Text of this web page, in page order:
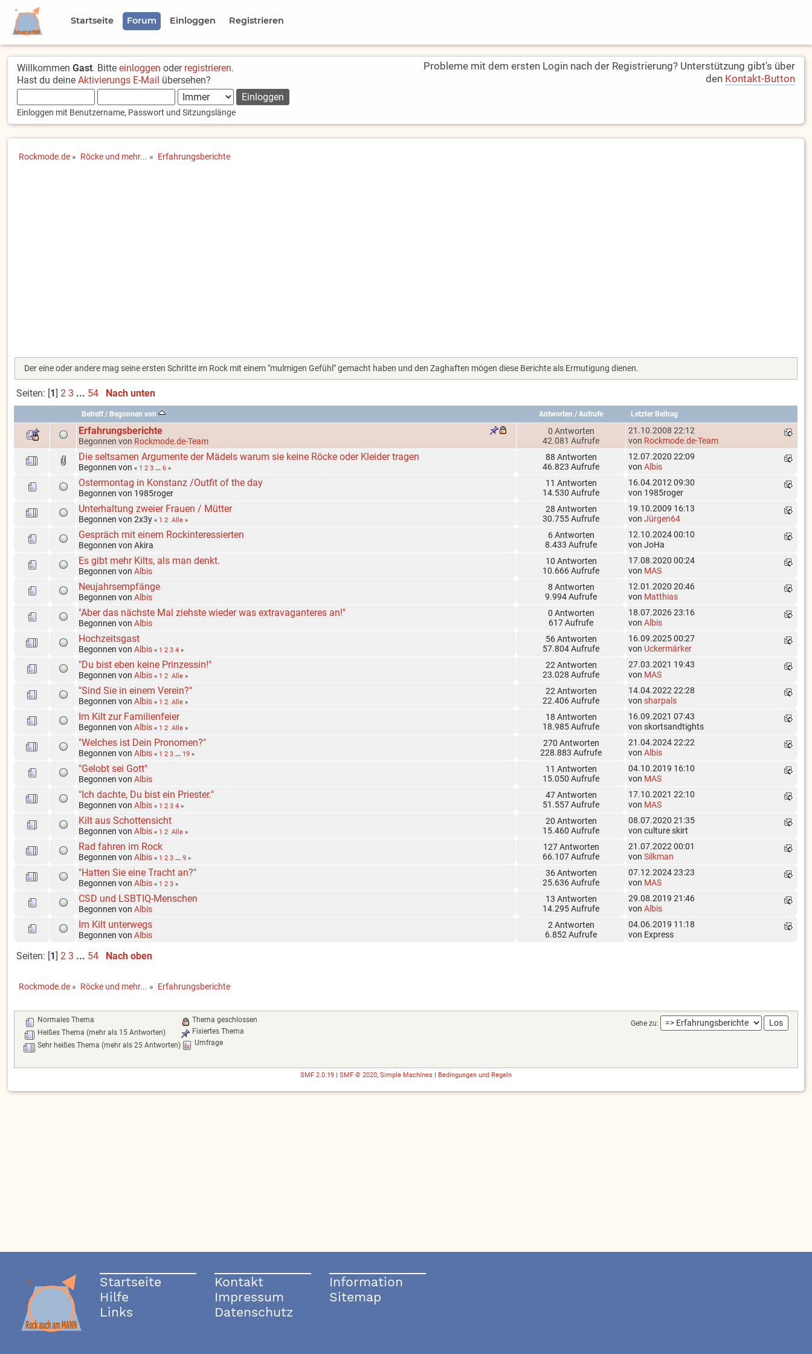
Startseite Forum Einloggen Registrieren
WillkommenGast. Bitteeinloggen oder registrieren.
Hast du deineAktivierungs E-Mail übersehen?
Einloggen mit Benutzername, Passwort und Sitzungslänge
Probleme mit dem ersten Login nach der Registrierung? Unterstützung gibt's über
den Kontakt-Button
Rockmode.de » Röcke und mehr... » Erfahrungsberichte
Der eine oder andere mag seine ersten Schritte im Rock mit einem "mulmigen Gefühl" gemacht haben und den Zaghaften mögen diese Berichte als Ermutigung dienen.
Seiten: [1] 2 3 ... 54 Nach unten
Betreff/ Begonnen von Antworten / Aufrufe Letzter Beitrag
Erfahrungsberichte
Begonnen von Rockmode.de-Team
0 Antworten
42.081 Aufrufe
21.10.2008 22:12
von Rockmode.de-Team
Die seltsamen Argumente der Mädels warum sie keine Röcke oder Kleider tragen
Begonnen von« 1 2 3 ...6 »
88 Antworten
46.823 Aufrufe
12.07.2020 22:09
vonAlbis
Ostermontag in Konstanz /Outfit of the day
Begonnen von 1985roger
11 Antworten
14.530 Aufrufe
16.04.2012 09:30
von 1985roger
Unterhaltung zweier Frauen / Mütter
Begonnen von 2x3y« 1 2 Alle »
28 Antworten
30.755 Aufrufe
19.10.2009 16:13
vonJürgen64
Gespräch mit einem Rockinteressierten
Begonnen von Akira
6 Antworten
8.433 Aufrufe
12.10.2024 00:10
von JoHa
Es gibt mehr Kilts, als man denkt.
Begonnen vonAlbis
10 Antworten
10.666 Aufrufe
17.08.2020 00:24
von MAS
Neujahrsempfänge
Begonnen vonAlbis
8 Antworten
9.994 Aufrufe
12.01.2020 20:46
von Matthias
"Aber das nächste Mal ziehste wieder was extravaganteres an!"
Begonnen vonAlbis
0 Antworten
617 Aufrufe
18.07.2026 23:16
vonAlbis
Hochzeitsgast
Begonnen vonAlbis « 1 2 3 4 »
56 Antworten
57.804 Aufrufe
16.09.2025 00:27
von Uckermärker
"Du bist eben keine Prinzessin!"
Begonnen vonAlbis « 1 2 Alle »
22 Antworten
23.028 Aufrufe
27.03.2021 19:43
von MAS
"Sind Sie in einem Verein?"
Begonnen vonAlbis « 1 2 Alle »
22 Antworten
22.406 Aufrufe
14.04.2022 22:28
vonsharpals
Im Kilt zur Familienfeier
Begonnen vonAlbis « 1 2 Alle »
18 Antworten
18.985 Aufrufe
16.09.2021 07:43
von skortsandtights
"Welches ist Dein Pronomen?"
Begonnen vonAlbis « 1 2 3 ... 19 »
270 Antworten
228.883 Aufrufe
21.04.2024 22:22
vonAlbis
"Gelobt sei Gott"
Begonnen vonAlbis
11 Antworten
15.050 Aufrufe
04.10.2019 16:10
von MAS
"Ich dachte, Du bist ein Priester."
Begonnen vonAlbis « 1 2 3 4 »
47 Antworten
51.557 Aufrufe
17.10.2021 22:10
von MAS
Kilt aus Schottensicht
Begonnen vonAlbis « 1 2 Alle »
20 Antworten
15.460 Aufrufe
08.07.2020 21:35
von culture skirt
Rad fahren im Rock
Begonnen vonAlbis « 1 2 3 ...9 »
127 Antworten
66.107 Aufrufe
21.07.2022 00:01
vonSilkman
"Hatten Sie eine Tracht an?"
Begonnen vonAlbis « 1 2 3 »
36 Antworten
25.636 Aufrufe
07.12.2024 23:23
von MAS
CSD und LSBTIQ-Menschen
Begonnen vonAlbis
13 Antworten
14.295 Aufrufe
29.08.2019 21:46
vonAlbis
Im Kilt unterwegs
Begonnen vonAlbis
2 Antworten
6.852 Aufrufe
04.06.2019 11:18
von Express
Seiten: [1] 2 3 ... 54 Nach oben
Rockmode.de » Röcke und mehr... » Erfahrungsberichte
Gehe zu:
Normales Thema
Heißes Thema (mehr als 15 Antworten)
Sehr heißes Thema (mehr als 25 Antworten)
Thema geschlossen
Fixiertes Thema
Umfrage
SMF 2.0.19| SMF © 2020, Simple Machines | Bedingungen und Regeln
Startseite
Hilfe
Links
Kontakt
Impressum
Datenschutz
Information
Sitemap